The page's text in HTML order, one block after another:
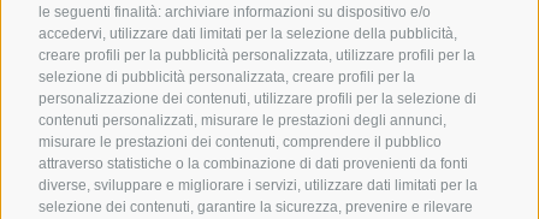
le seguenti finalità: archiviare informazioni su dispositivo e/o
accedervi, utilizzare dati limitati per la selezione della pubblicità,
creare profili per la pubblicità personalizzata, utilizzare profili per la
selezione di pubblicità personalizzata, creare profili per la
personalizzazione dei contenuti, utilizzare profili per la selezione di
contenuti personalizzati, misurare le prestazioni degli annunci,
misurare le prestazioni dei contenuti, comprendere il pubblico
attraverso statistiche o la combinazione di dati provenienti da fonti
diverse, sviluppare e migliorare i servizi, utilizzare dati limitati per la
selezione dei contenuti, garantire la sicurezza, prevenire e rilevare
Badia Polesine (RO)
+39 0425 594457 –info@filtecsrl.eu
Sottoponici il tuo progetto e richiedi un preventivo